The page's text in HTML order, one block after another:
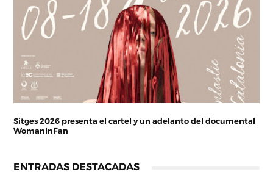
Sitges 2026 presenta el cartel y un adelanto del documental
WomanInFan
ENTRADAS DESTACADAS